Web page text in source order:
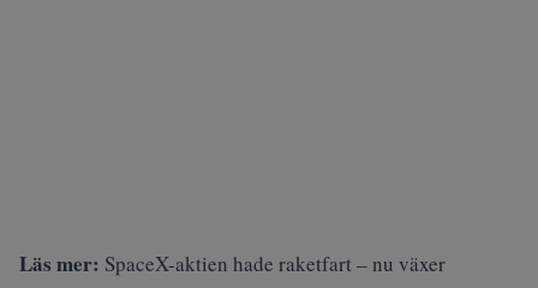
Läs mer: SpaceX-aktien hade raketfart – nu växer